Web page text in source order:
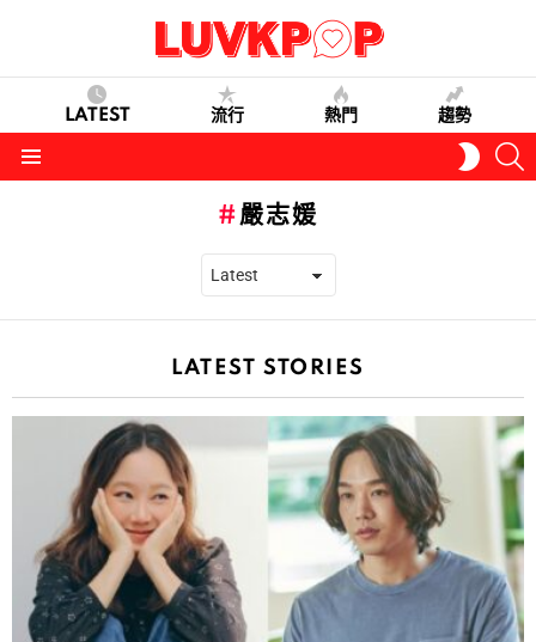
LATEST 流行 熱門 趨勢
SKIN
嚴志媛
LATEST STORIES